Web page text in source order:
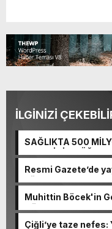
İLGİNİZİ
SAĞLIKTA 500
KAÇIŞ İÇİN
Resmi Gazete’de
görevden alındı!
Muhittin Böcek'in
Gözaltı Kararı!
Çiğli’ye taze nefes: